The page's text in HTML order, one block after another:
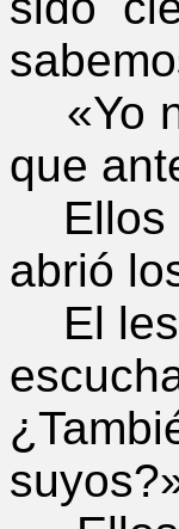
«Yo
que
Ellos
abrió
El les